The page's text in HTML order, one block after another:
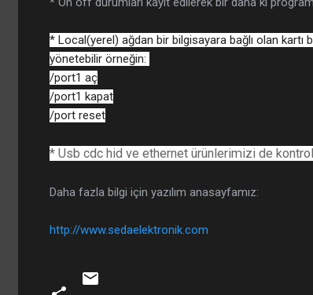
* Local(yerel) ağdan bir bilgisayara bağlı olan
yönetebilir örneğin:
/port1 aç
/port1 kapat
/port reset
* Usb cdc hid ve ethernet ürünlerimizi de
Daha fazla bilgi için yazılım anasayfamız:
http://www.sedaelektronik.com